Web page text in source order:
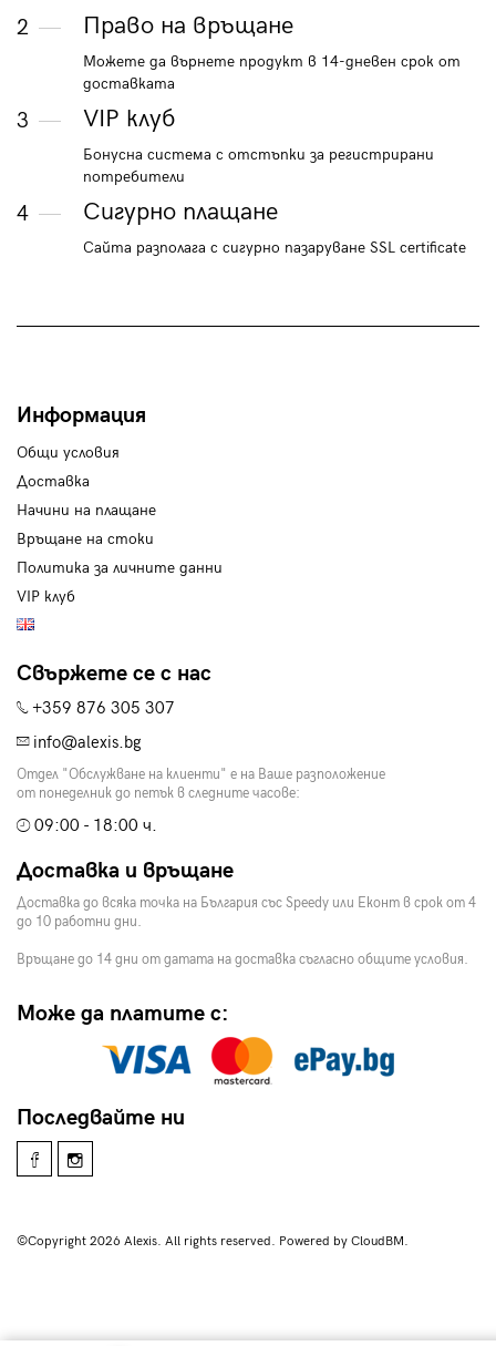
2 Право на връщане
Можете да върнете продукт в 14-дневен срок от
доставката
3 VIP клуб
Бонусна система с отстъпки за регистрирани
потребители
4 Сигурно плащане
Сайта разполага с сигурно пазаруване SSL certificate
Информация
Общи условия
Доставка
Начини на плащане
Връщане на стоки
Политика за личните данни
VIP клуб
Свържете се с нас
+359 876 305 307
info@alexis.bg
Отдел "Обслужване на клиенти" е на Ваше разположение
от понеделник до петък в следните часове:
09:00 - 18:00 ч.
Доставка и връщане
Доставка до всяка точка на България със Speedy или Еконт в срок от 4
до 10 работни дни.
Връщане до 14 дни от датата на доставка съгласно общите условия.
Може да платите с:
Последвайте ни
©Copyright 2026 Alexis. All rights reserved. Powered by CloudBM.